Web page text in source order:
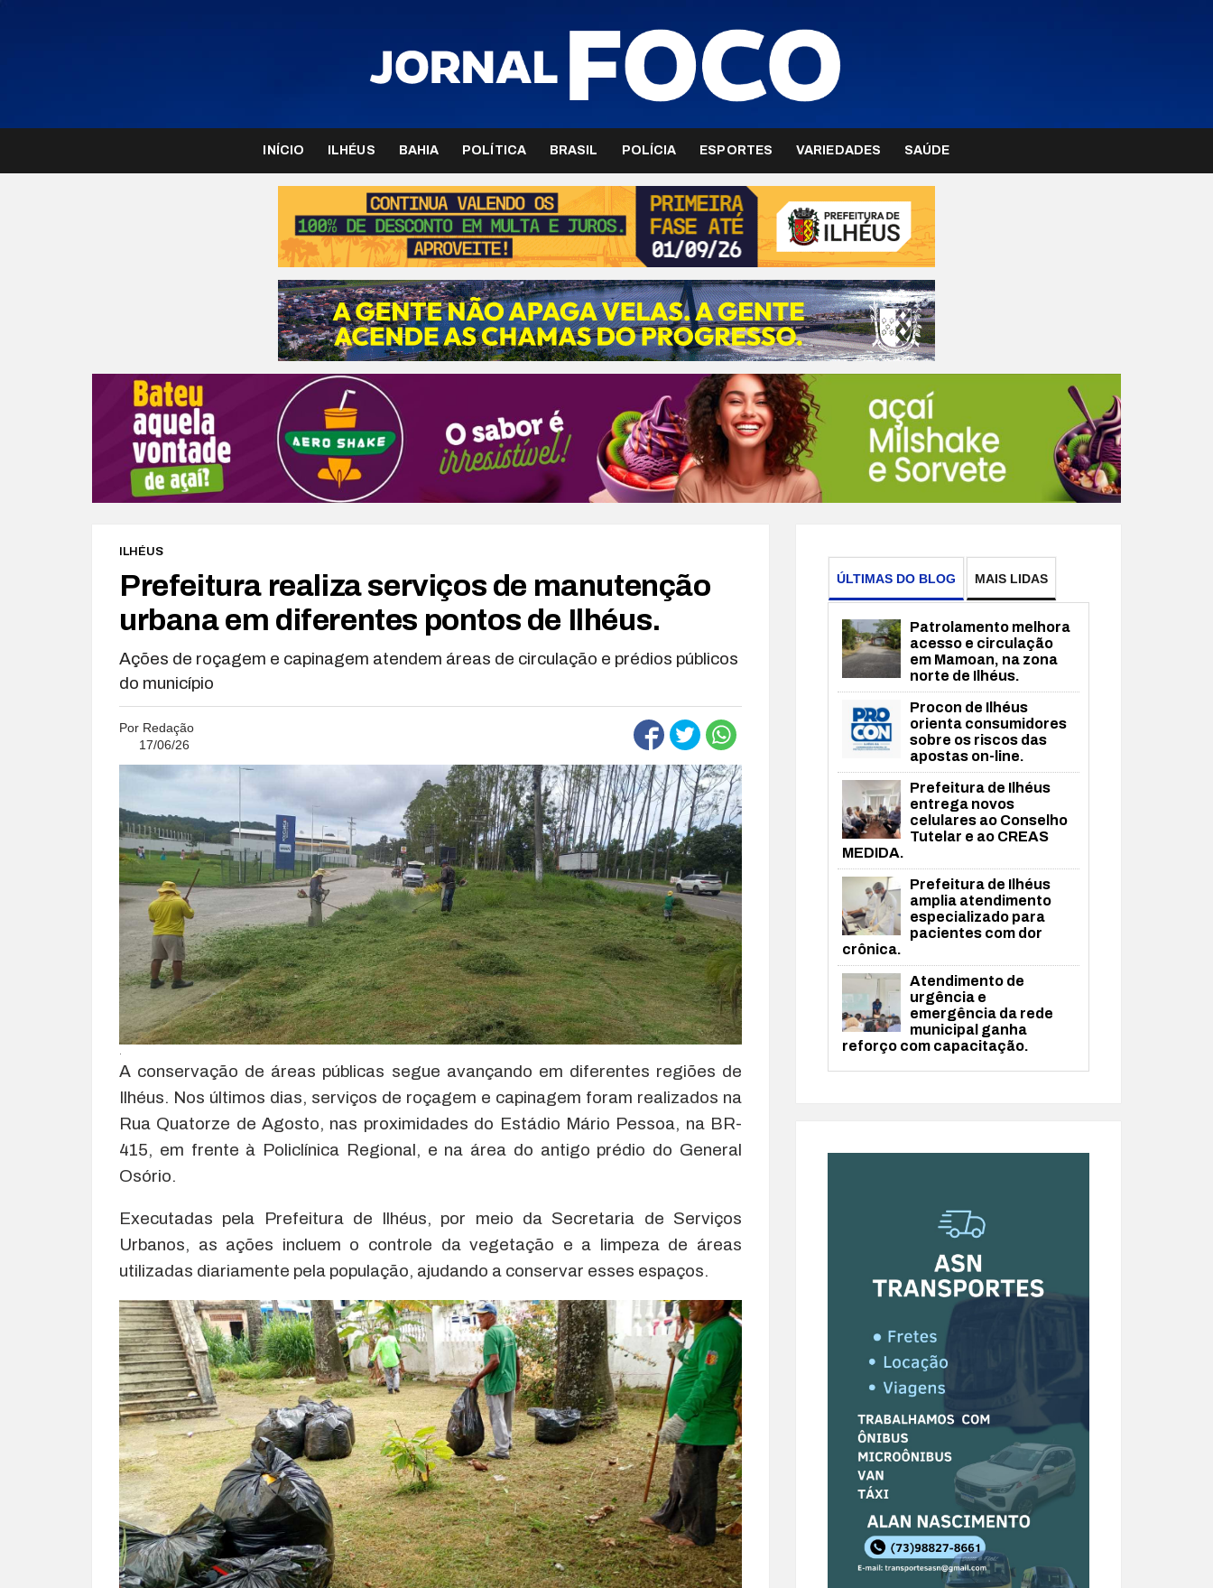
INÍCIO ILHÉUS BAHIA POLÍTICA BRASIL POLÍCIA ESPORTES VARIEDADES SAÚDE
ILHÉUS
Prefeitura realiza serviços de manutenção
urbana em diferentes pontos de Ilhéus.
Ações de roçagem e capinagem atendem áreas de circulação e prédios públicos
do município
Por Redação
17/06/26
.
A conservação de áreas públicas segue avançando em diferentes regiões de
Ilhéus. Nos últimos dias, serviços de roçagem e capinagem foram realizados na
Rua Quatorze de Agosto, nas proximidades do Estádio Mário Pessoa, na BR-
415, em frente à Policlínica Regional, e na área do antigo prédio do General
Osório.
Executadas pela Prefeitura de Ilhéus, por meio da Secretaria de Serviços
Urbanos, as ações incluem o controle da vegetação e a limpeza de áreas
utilizadas diariamente pela população, ajudando a conservar esses espaços.
ÚLTIMAS DO BLOG MAIS LIDAS
Patrolamento melhora
acesso e circulação
em Mamoan, na zona
norte de Ilhéus.
Procon de Ilhéus
orienta consumidores
sobre os riscos das
apostas on-line.
Prefeitura de Ilhéus
entrega novos
celulares ao Conselho
Tutelar e ao CREAS
MEDIDA.
Prefeitura de Ilhéus
amplia atendimento
especializado para
pacientes com dor
crônica.
Atendimento de
urgência e
emergência da rede
municipal ganha
reforço com capacitação.